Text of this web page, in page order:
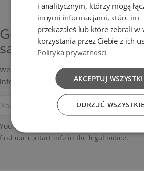
Get our latest news
sales
Weekly newsletter with top tips, trends,
informed, inspired, and ahead.
You may unsubscribe at any moment. For
find our contact info in the legal notice.
i analitycznym, którzy mogą
innymi informacjami, które im
przekazałeś lub które zebrali w
korzystania przez Ciebie z ich
Polityka prywatności
AKCEPTUJ
ODRZUĆ WSZYSTKIE